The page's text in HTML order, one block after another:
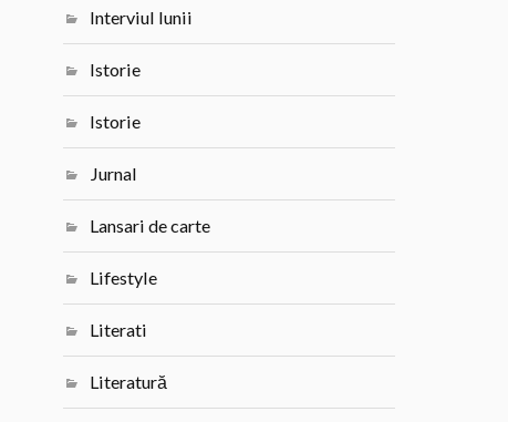
Interviul lunii
Istorie
Istorie
Jurnal
Lansari de carte
Lifestyle
Literati
Literatură